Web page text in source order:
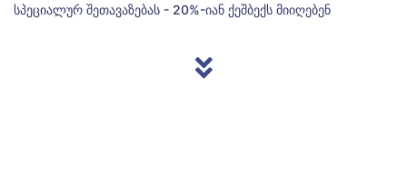
სპეციალურ შეთავაზებას - 20%-იან ქეშბექს მიიღებენ